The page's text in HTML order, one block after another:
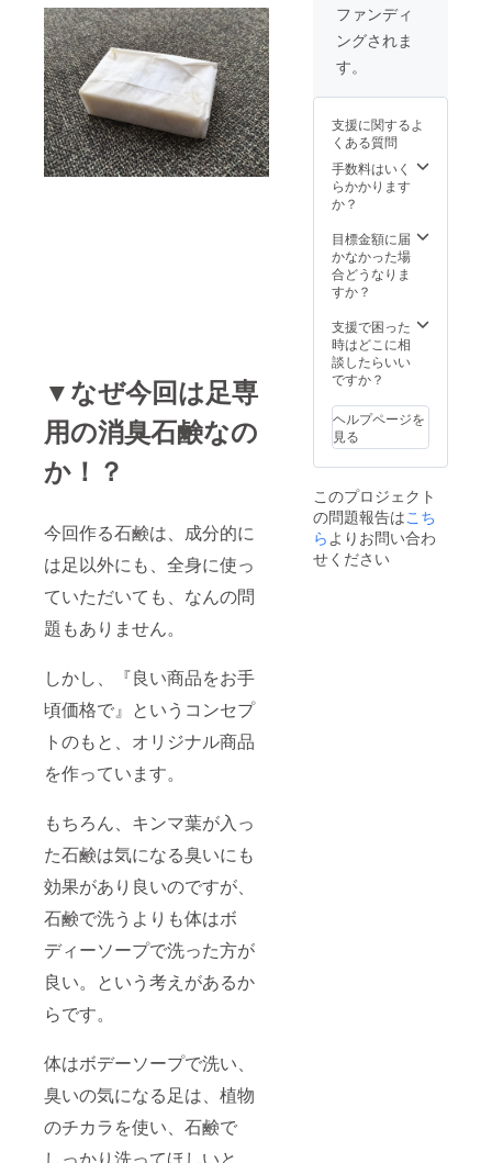
▼なぜ今回は足専
用の消臭石鹸なの
か！？
今回作る石鹸は、成分的に
は足以外にも、全身に使っ
ていただいても、なんの問
題もありません。
しかし、『良い商品をお手
頃価格で』というコンセプ
トのもと、オリジナル商品
を作っています。
もちろん、キンマ葉が入っ
た石鹸は気になる臭いにも
効果があり良いのですが、
石鹸で洗うよりも体はボ
ディーソープで洗った方が
良い。という考えがあるか
らです。
体はボデーソープで洗い、
臭いの気になる足は、植物
のチカラを使い、石鹸で
ファンディ
ングされま
す。
支援に関するよ
くある質問
手数料はいく
らかかります
か？
目標金額に届
かなかった場
合どうなりま
すか？
支援で困った
時はどこに相
談したらいい
ですか？
ヘルプページを
見る
このプロジェクト
の問題報告はこち
らよりお問い合わ
せください